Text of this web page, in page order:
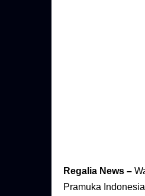
Regalia News –
Pramuka